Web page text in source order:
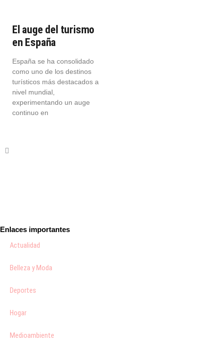
El auge del turismo
en España
España se ha consolidado
como uno de los destinos
turísticos más destacados a
nivel mundial,
experimentando un auge
continuo en
Enlaces importantes
Actualidad
Belleza y Moda
Deportes
Hogar
Medioambiente